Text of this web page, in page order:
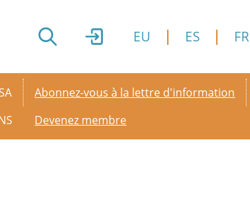
EU ES FR
Secondary menu
Abonnez-vous à la lettre d'information
Devenez membre